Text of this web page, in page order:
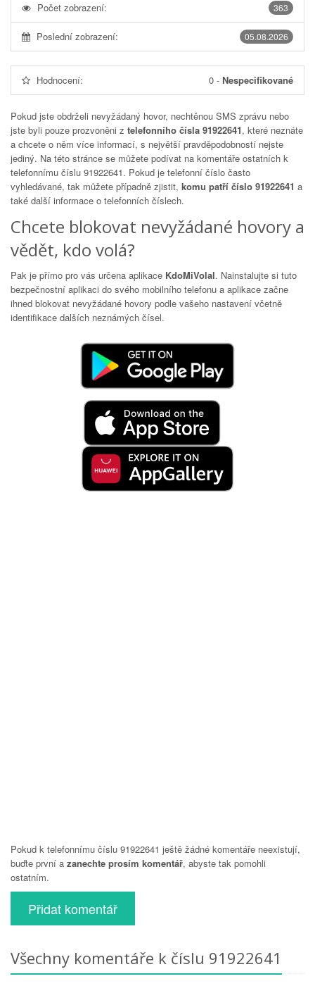
363
Počet zobrazení:
05.08.2026
Poslední zobrazení:
Hodnocení: 0 - Nespecifikované
Pokud jste obdrželi nevyžádaný hovor, nechtěnou SMS zprávu nebo
jste byli pouze prozvoněni z telefonního čísla 91922641, které neznáte
a chcete o něm více informací, s největší pravděpodobností nejste
jediný. Na této stránce se můžete podívat na komentáře ostatních k
telefonnímu číslu 91922641. Pokud je telefonní číslo často
vyhledávané, tak můžete případně zjistit, komu patří číslo 91922641 a
také další informace o telefonních číslech.
Chcete blokovat nevyžádané hovory a
vědět, kdo volá?
Pak je přímo pro vás určena aplikace KdoMiVolal. Nainstalujte si tuto
bezpečnostní aplikaci do svého mobilního telefonu a aplikace začne
ihned blokovat nevyžádané hovory podle vašeho nastavení včetně
identifikace dalších neznámých čísel.
Pokud k telefonnímu číslu 91922641 ještě žádné komentáře neexistují,
buďte první a zanechte prosím komentář, abyste tak pomohli
ostatním.
Přidat komentář
Všechny komentáře k číslu 91922641